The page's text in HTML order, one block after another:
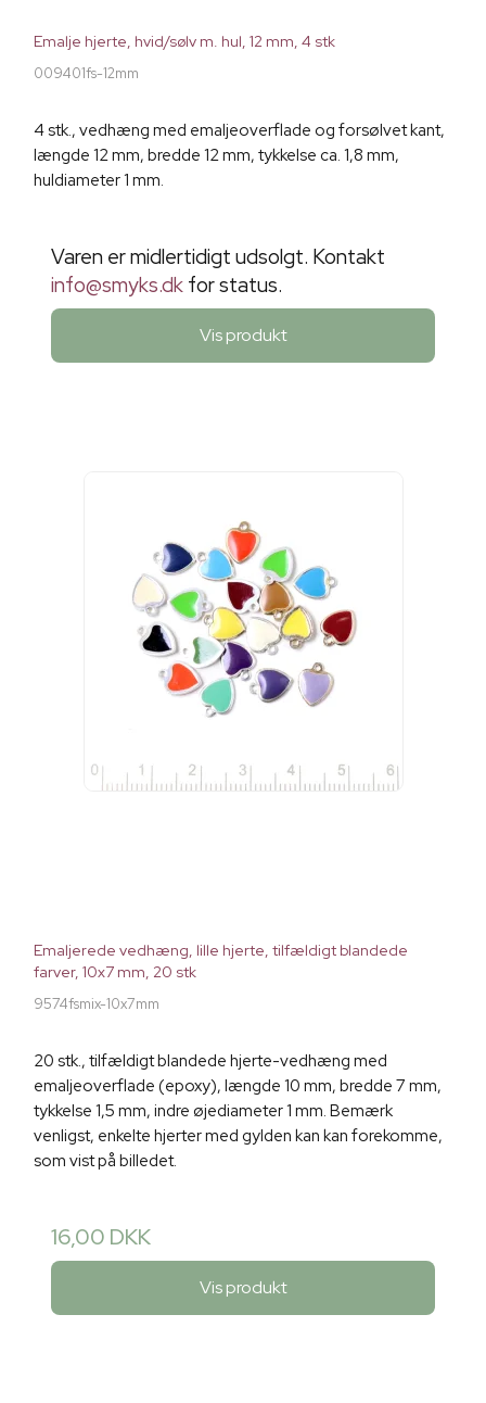
Emalje hjerte, hvid/sølv m. hul, 12 mm, 4 stk
009401fs-12mm
4 stk., vedhæng med emaljeoverflade og forsølvet kant,
længde 12 mm, bredde 12 mm, tykkelse ca. 1,8 mm,
huldiameter 1 mm.
Varen er midlertidigt udsolgt. Kontakt
info@smyks.dk for status.
Vis produkt
Emaljerede vedhæng, lille hjerte, tilfældigt blandede
farver, 10x7 mm, 20 stk
9574fsmix-10x7mm
20 stk., tilfældigt blandede hjerte-vedhæng med
emaljeoverflade (epoxy), længde 10 mm, bredde 7 mm,
tykkelse 1,5 mm, indre øjediameter 1 mm. Bemærk
venligst, enkelte hjerter med gylden kan kan forekomme,
som vist på billedet.
16,00 DKK
Vis produkt